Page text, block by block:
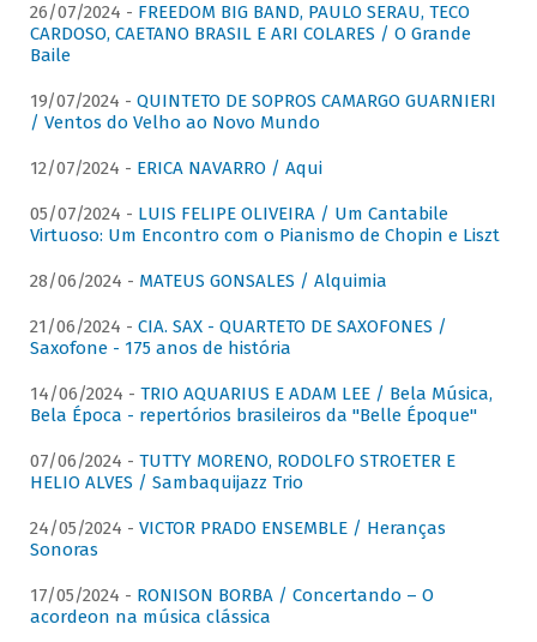
26/07/2024 - FREEDOM BIG BAND, PAULO SERAU, TECO
CARDOSO, CAETANO BRASIL E ARI COLARES / O Grande
Baile
19/07/2024 - QUINTETO DE SOPROS CAMARGO GUARNIERI
/ Ventos do Velho ao Novo Mundo
12/07/2024 - ERICA NAVARRO / Aqui
05/07/2024 - LUIS FELIPE OLIVEIRA / Um Cantabile
Virtuoso: Um Encontro com o Pianismo de Chopin e Liszt
28/06/2024 - MATEUS GONSALES / Alquimia
21/06/2024 - CIA. SAX - QUARTETO DE SAXOFONES /
Saxofone - 175 anos de história
14/06/2024 - TRIO AQUARIUS E ADAM LEE / Bela Música,
Bela Época - repertórios brasileiros da "Belle Époque"
07/06/2024 - TUTTY MORENO, RODOLFO STROETER E
HELIO ALVES / Sambaquijazz Trio
24/05/2024 - VICTOR PRADO ENSEMBLE / Heranças
Sonoras
17/05/2024 - RONISON BORBA / Concertando – O
acordeon na música clássica